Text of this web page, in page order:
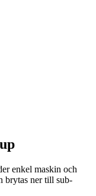
enkel maskin och
brytas ner till sub-